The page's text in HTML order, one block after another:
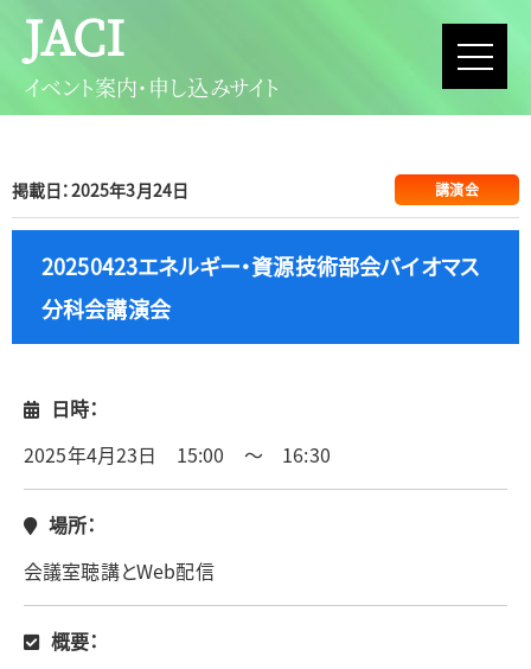
JACI
イベント案内・申し込みサイト
掲載日：2025年3月24日 講演会
20250423エネルギー・資源技術部会バイオマス
分科会講演会
日時：
2025年4月23日 15:00 ～ 16:30
場所：
会議室聴講とWeb配信
概要：